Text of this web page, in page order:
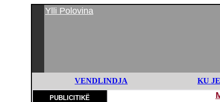
Ylli Polovina
VENDLINDJA KU
PUBLICITIKË